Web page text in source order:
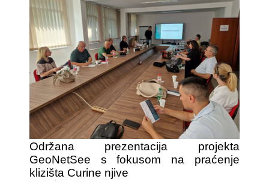
Održana prezentacija projekta
GeoNetSee s fokusom na praćenje
klizišta Curine njive